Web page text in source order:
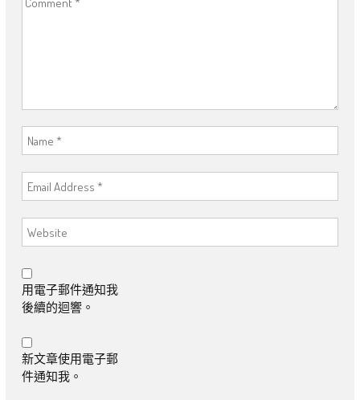
用電子郵件通知我
後續的迴響。
新文章使用電子郵
件通知我。